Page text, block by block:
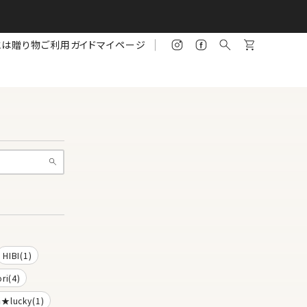
贈り物ご利用ガイドマイページ
HIBI(1)